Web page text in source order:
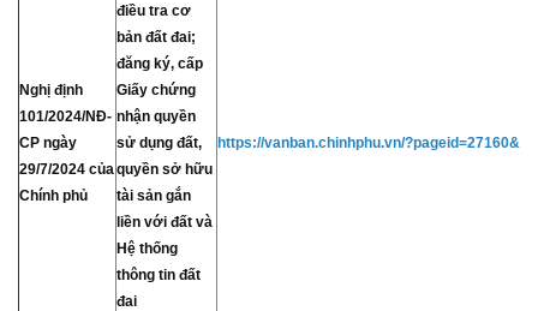
Nghị định
101/2024/NĐ-
CP ngày
29/7/2024 của
Chính phủ
điều tra cơ
bản đất đai;
đăng ký, cấp
Giấy chứng
nhận quyền
sử dụng đất,
quyền sở hữu
tài sản gắn
liền với đất và
Hệ thống
thông tin đất
đai
https://vanban.chinhphu.vn/